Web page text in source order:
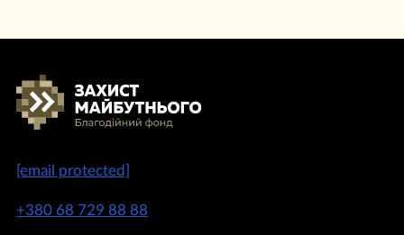
[email protected]
+380 68 729 88 88